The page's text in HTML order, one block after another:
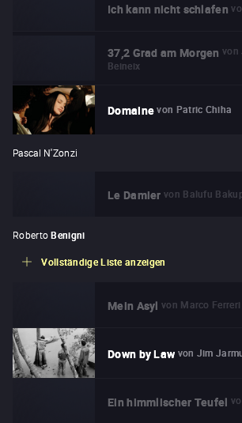
Ich kann nicht schlafen
37,2 Grad am Morgen von
Beineix
Domaine von Patric Chiha
Pascal N'Zonzi
Le Damier von Balufu
Roberto Benigni
Vollständige Liste anzeigen
Mein Asyl von Marco Ferreri
Down by Law von Jim
Ein himmlischer Teufel